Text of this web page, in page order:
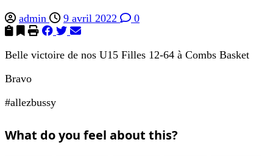
admin 9 avril 2022 0
Belle victoire de nos U15 Filles 12-64 à Combs Basket
Bravo
#allezbussy
What do you feel about this?